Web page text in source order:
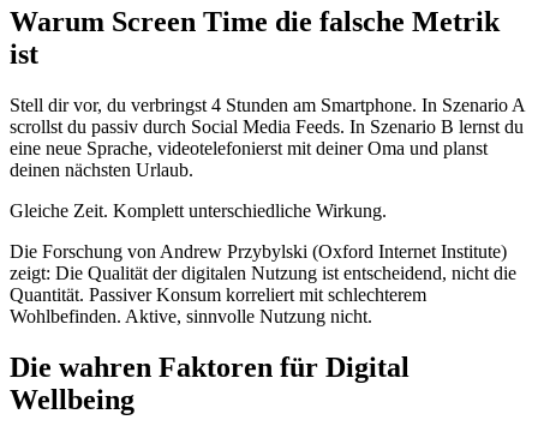
Warum Screen Time die falsche Metrik
ist
Stell dir vor, du verbringst 4 Stunden am Smartphone. In Szenario A
scrollst du passiv durch Social Media Feeds. In Szenario B lernst du
eine neue Sprache, videotelefonierst mit deiner Oma und planst
deinen nächsten Urlaub.
Gleiche Zeit. Komplett unterschiedliche Wirkung.
Die Forschung von Andrew Przybylski (Oxford Internet Institute)
zeigt: Die Qualität der digitalen Nutzung ist entscheidend, nicht die
Quantität. Passiver Konsum korreliert mit schlechterem
Wohlbefinden. Aktive, sinnvolle Nutzung nicht.
Die wahren Faktoren für Digital
Wellbeing